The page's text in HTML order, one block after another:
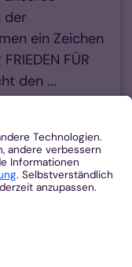
der
ein Zeichen
FÜR
den ...